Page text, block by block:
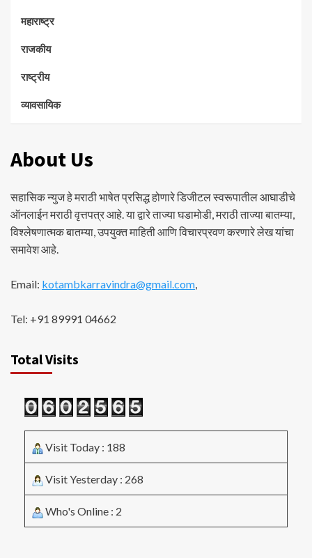
महाराष्ट्र
राजकीय
राष्ट्रीय
व्यावसायिक
About Us
सहासिक न्युज हे मराठी भाषेत प्रसिद्ध होणारे डिजीटल स्वरूपातील आघाडीचे
ऑनलाईन मराठी वृत्तपत्र आहे. या द्वारे ताज्या घडामोडी, मराठी ताज्या बातम्या,
विश्लेषणात्मक बातम्या, उपयुक्त माहिती आणि विचारप्रवण करणारे लेख यांचा
समावेश आहे.
Email: kotambkarravindra@gmail.com,
Tel: +91 89991 04662
Total Visits
Visit Today : 188
Visit Yesterday : 268
Who's Online : 2